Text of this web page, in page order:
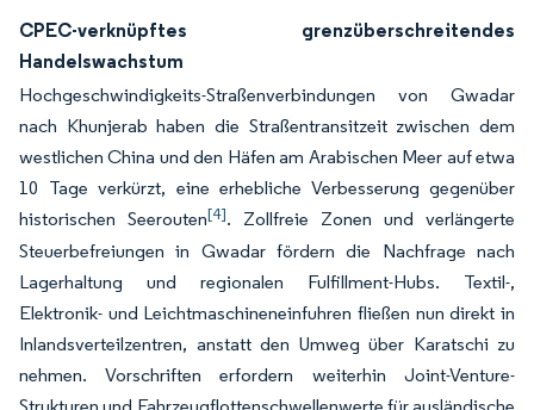
CPEC-verknüpftes grenzüberschreitendes
Handelswachstum
Hochgeschwindigkeits-Straßenverbindungen von Gwadar
nach Khunjerab haben die Straßentransitzeit zwischen dem
westlichen China und den Häfen am Arabischen Meer auf etwa
10 Tage verkürzt, eine erhebliche Verbesserung gegenüber
historischen Seerouten[4]. Zollfreie Zonen und verlängerte
Steuerbefreiungen in Gwadar fördern die Nachfrage nach
Lagerhaltung und regionalen Fulfillment-Hubs. Textil-,
Elektronik- und Leichtmaschineneinfuhren fließen nun direkt in
Inlandsverteilzentren, anstatt den Umweg über Karatschi zu
nehmen. Vorschriften erfordern weiterhin Joint-Venture-